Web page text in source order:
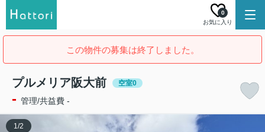
お気に入り
0
この物件の募集は終了しました。
プルメリア阪大前 空室0
- 管理/共益費 -
1/2